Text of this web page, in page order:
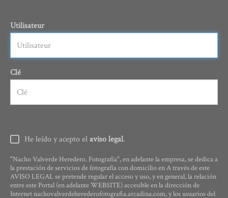
Utilisateur
Clé
He leído y acepto elaviso legal.
"Nacho Valverde Heredero. Fotografía", en adelante la empresa, se dedica a
la prestación de servicios de fotografía con domicilio en A través de este
AVISO LEGAL se pretende regular el acceso y uso, y en general, la relación
entre este Portal (en adelante WEBSITE) accesible en la dirección de
Internet nachovalverdeherederofotografia.arcadina.com, y los usuarios del